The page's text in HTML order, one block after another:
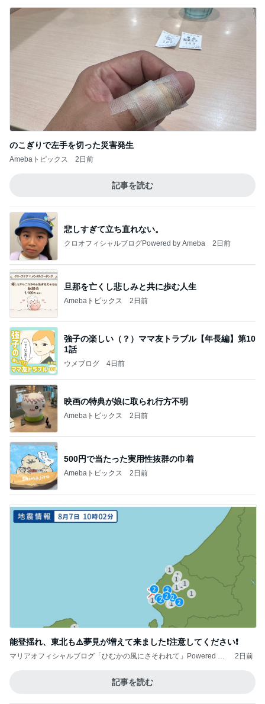
のこぎりで左手を切った災害発生
Amebaトピックス 2日前
記事を読む
悲しすぎて立ち直れない。
クロオフィシャルブログPowered by Ameba 2日前
旦那を亡くし悲しみと共に歩む人生
Amebaトピックス 2日前
強子の楽しい（？）ママ友トラブル【年長編】第10
1話
ウメブログ 4日前
映画の特典が娘に取られ行方不明
Amebaトピックス 2日前
500円で当たった実用性抜群の巾着
Amebaトピックス 2日前
能登揺れ、東北も⚠️夢見が増えて来ました❗️注意してください❗️
マリアオフィシャルブログ「ひむかの風にさそわれて」Powered by
2日前
記事を読む